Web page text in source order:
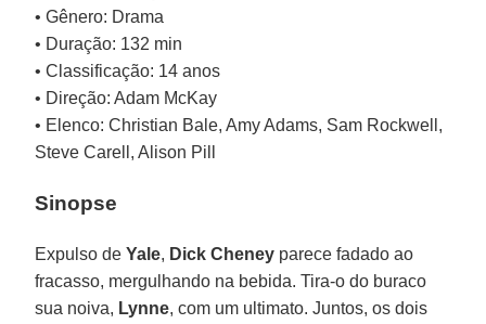
• Gênero: Drama
• Duração: 132 min
• Classificação: 14 anos
• Direção: Adam McKay
• Elenco: Christian Bale, Amy Adams, Sam Rockwell,
Steve Carell, Alison Pill
Sinopse
Expulso deYale, Dick Cheney parece fadado ao
fracasso, mergulhando na bebida. Tira-o do buraco
sua noiva, Lynne, com um ultimato. Juntos, os dois